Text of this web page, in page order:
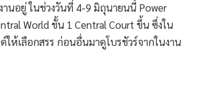
นอยู่ ในช่วงวันที่ 4-9 มิถุนายนนี้ Power
World ชั้น 1 Central Court ขึ้น ซึ่งใน
เลือกสรร ก่อนอื่นมาดูโบรชัวร์จากในงาน